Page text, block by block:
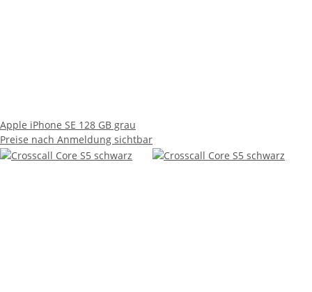
Apple iPhone SE 128 GB grau
Preise nach Anmeldung sichtbar